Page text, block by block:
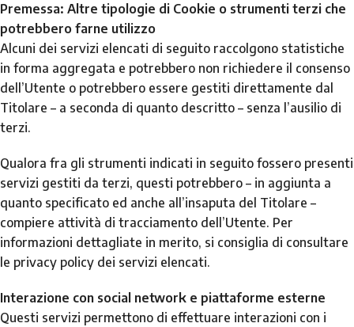
Premessa: Altre tipologie di Cookie o strumenti terzi che
potrebbero farne utilizzo
Alcuni dei servizi elencati di seguito raccolgono statistiche
in forma aggregata e potrebbero non richiedere il consenso
dell’Utente o potrebbero essere gestiti direttamente dal
Titolare – a seconda di quanto descritto – senza l’ausilio di
terzi.
Qualora fra gli strumenti indicati in seguito fossero presenti
servizi gestiti da terzi, questi potrebbero – in aggiunta a
quanto specificato ed anche all’insaputa del Titolare –
compiere attività di tracciamento dell’Utente. Per
informazioni dettagliate in merito, si consiglia di consultare
le privacy policy dei servizi elencati.
Interazione con social network e piattaforme esterne
Questi servizi permettono di effettuare interazioni con i